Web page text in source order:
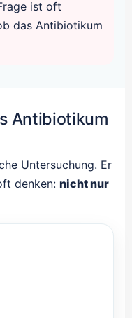
ist oft
das Antibiotikum
Antibiotikum
Untersuchung. Er
denken: nicht nur